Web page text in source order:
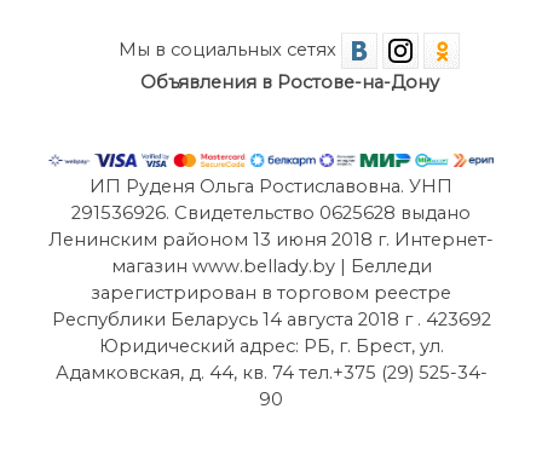
Мы в социальных сетях
Объявления в Ростове-на-Дону
ИП Руденя Ольга Ростиславовна. УНП
291536926. Свидетельство 0625628 выдано
Ленинским районом 13 июня 2018 г. Интернет-
магазин www.bellady.by | Белледи
зарегистрирован в торговом реестре
Республики Беларусь 14 августа 2018 г . 423692
Юридический адрес: РБ, г. Брест, ул.
Адамковская, д. 44, кв. 74 тел.+375 (29) 525-34-
90